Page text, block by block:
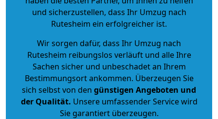
und sicherzustellen, dass Ihr Umzug nach
Rutesheim ein erfolgreicher ist.
Wir sorgen dafür, dass Ihr Umzug nach
Rutesheim reibungslos verläuft und alle Ihre
Sachen sicher und unbeschadet an Ihrem
Bestimmungsort ankommen. Überzeugen Sie
sich selbst von den günstigen Angeboten und
der Qualität. Unsere umfassender Service wird
Sie garantiert überzeugen.